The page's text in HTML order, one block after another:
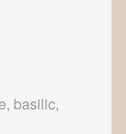
basilic,